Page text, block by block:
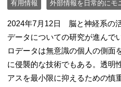
有用情報 外部情報を日常的にモ
2024年7月12日 脳と神経系の
データについての研究が進んで
ロデータは無意識の個人の側面
に侵襲的な技術でもある。透明
アスを最小限に抑えるための慎